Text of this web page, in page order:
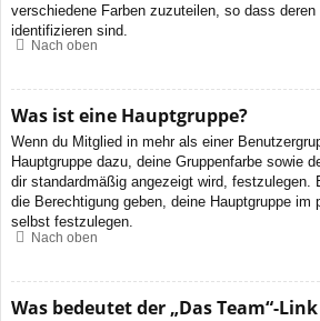
verschiedene Farben zuzuteilen, so dass
identifizieren sind.
Nach oben
Was ist eine Hauptgruppe?
Wenn du Mitglied in mehr als einer
Hauptgruppe dazu, deine Gruppenfarbe sowie
dir standardmäßig angezeigt wird, festzulegen.
die Berechtigung geben, deine Hauptgruppe im
selbst festzulegen.
Nach oben
Was bedeutet der „Das Team“-